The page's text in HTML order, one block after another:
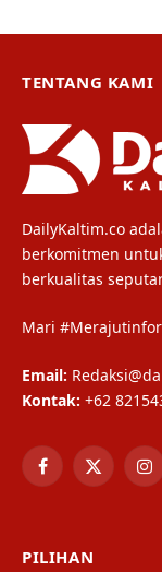
TENTANG KAMI
DailyKaltim.co
berkomitmen
berkualitas
Mari
Email:
Kontak: +62
Facebook
X
PILIHAN